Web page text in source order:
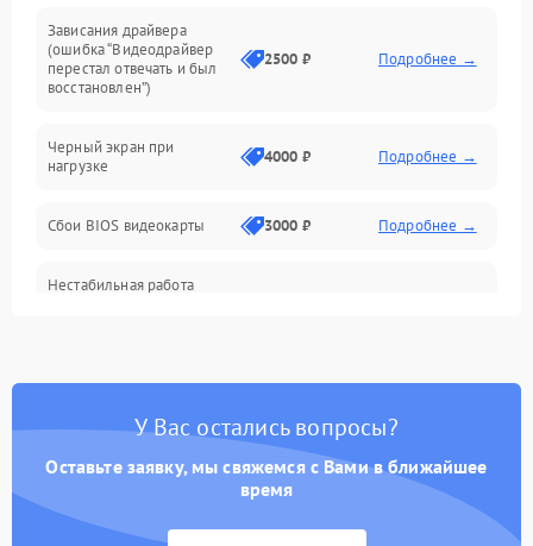
Интерфейсные и коммуникационные проблемы
Электропитание
ПО
Электронные компоненты
Общие поломки
Система охлаждения
Экран (дисплей)
Зависания драйвера
(ошибка “Видеодрайвер
перестал отвечать и был
восстановлен”)
2500 ₽ Подробнее →
Черный экран при
нагрузке
4000 ₽ Подробнее →
Сбои BIOS видеокарты 3000 ₽ Подробнее →
Нестабильная работа
У Вас остались вопросы?
Оставьте заявку, мы свяжемся с Вами в ближайшее
время